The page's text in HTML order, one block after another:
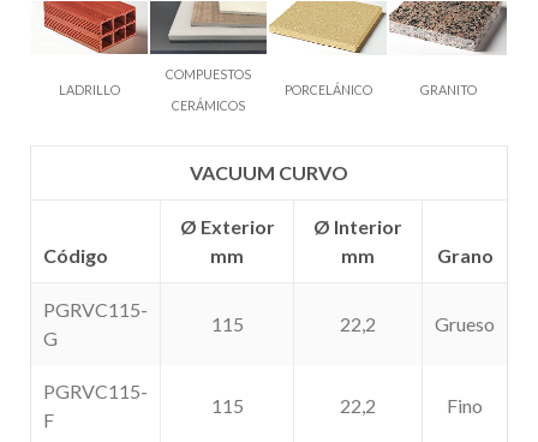
LADRILLO
COMPUESTOS
CERÁMICOS
PORCELÁNICO GRANITO
VACUUM CURVO
Código
Ø Exterior
mm
Ø Interior
mm
Grano
PGRVC115-
G
115 22,2 Grueso
PGRVC115-
F
115 22,2 Fino